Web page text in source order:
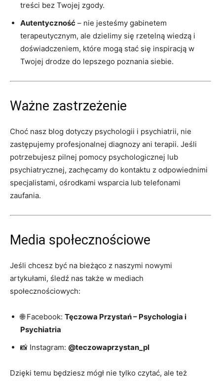
treści bez Twojej zgody.
Autentyczność – nie jesteśmy gabinetem
terapeutycznym, ale dzielimy się rzetelną wiedzą i
doświadczeniem, które mogą stać się inspiracją w
Twojej drodze do lepszego poznania siebie.
Ważne zastrzeżenie
Choć nasz blog dotyczy psychologii i psychiatrii, nie
zastępujemy profesjonalnej diagnozy ani terapii. Jeśli
potrzebujesz pilnej pomocy psychologicznej lub
psychiatrycznej, zachęcamy do kontaktu z odpowiednimi
specjalistami, ośrodkami wsparcia lub telefonami
zaufania.
Media społecznościowe
Jeśli chcesz być na bieżąco z naszymi nowymi
artykułami, śledź nas także w mediach
społecznościowych:
🌐 Facebook: Tęczowa Przystań – Psychologia i
Psychiatria
📸 Instagram: @teczowaprzystan_pl
Dzięki temu będziesz mógł nie tylko czytać, ale też